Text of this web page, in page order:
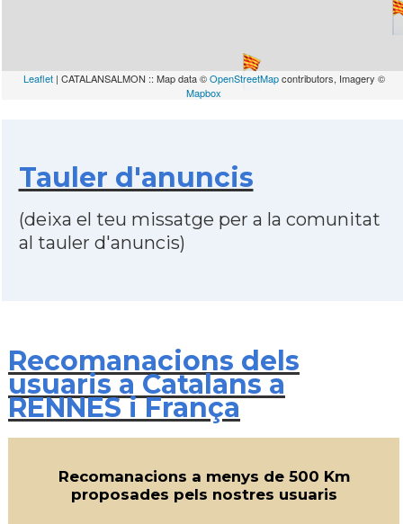
Leaflet| CATALANSALMON :: Map data ©OpenStreetMapcontributors, Imagery ©
Mapbox
Tauler d'anuncis
(deixa el teu missatge per a la comunitat
al tauler d'anuncis)
Recomanacions dels
usuaris a Catalans a
RENNES i França
Recomanacions a menys de 500 Km
proposades pels nostres usuaris